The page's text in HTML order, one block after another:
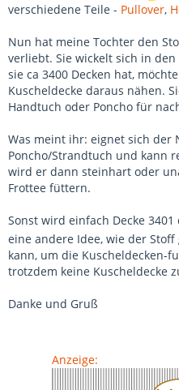
verschiedene Teile - Pullover,
Nun hat meine Tochter den
verliebt. Sie wickelt sich in
sie ca 3400 Decken hat,
Kuscheldecke daraus nähen.
Handtuch oder Poncho für
Was meint ihr: eignet sich der
Poncho/Strandtuch und kann
wird er dann steinhart oder
Frottee füttern.
Sonst wird einfach Decke 3401
eine andere Idee, wie der
kann, um die Kuscheldecken-
trotzdem keine Kuscheldecke
Danke und Gruß
Anzeige: